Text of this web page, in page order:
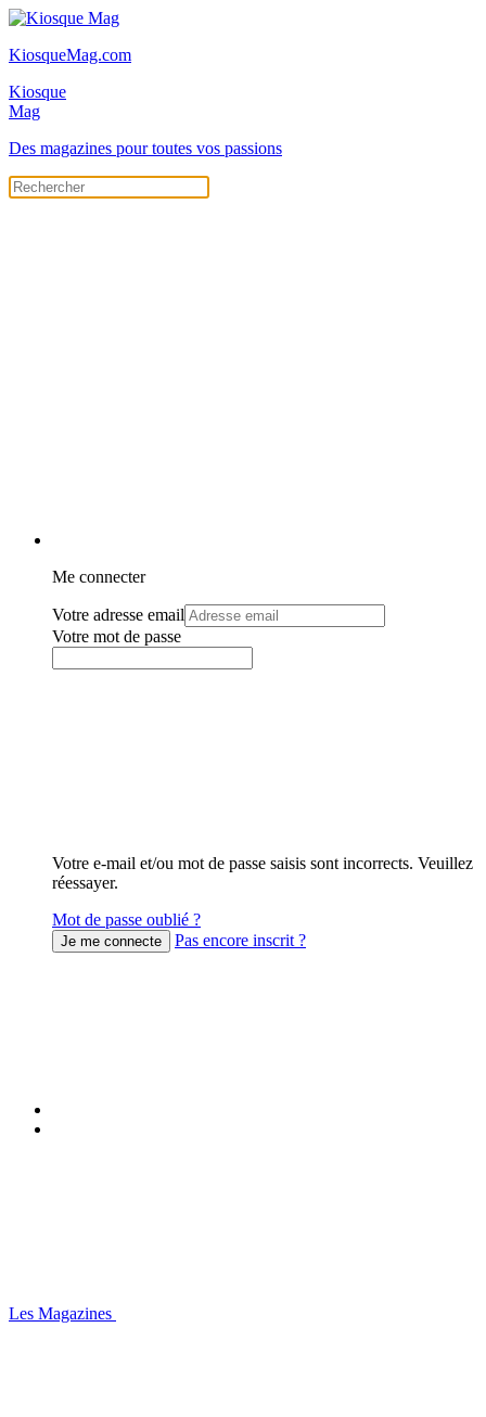
KiosqueMag.com
Kiosque
Mag
Des magazines pour toutes vos passions
Me connecter
Votre adresse email
Votre mot de passe
Votre e-mail et/ou mot de passe saisis sont incorrects. Veuillez
réessayer.
Mot de passe oublié ?
Pas encore inscrit ?
Les Magazines